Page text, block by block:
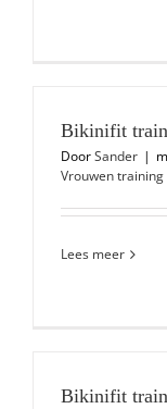
Bikinifit
DoorSander |
Vrouwen training
Lees meer
Bikinifit